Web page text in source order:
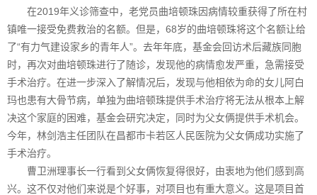
在2019年义诊筛查中，老党员曲培顿珠因病情较重获得了所在村
镇唯一接受免费救治的名额。但是，68岁的曲培顿珠将这个名额让给
了“有力气建设家乡的青年人”。去年年底，基金会回访术后藏族同胞
时，再次对曲培顿珠进行了随诊，发现他的病情愈发严重，急需接受
手术治疗。在进一步深入了解情况后，发现与他相依为命的女儿阿白
玛也患有大骨节病，单独为曲培顿珠提供手术治疗将无法从根本上解
决这个家庭的困难，基金会研究决定，同时为父女俩提供手术机会。
今年，林剑浩主任团队在昌都市卡若区人民医院为父女俩成功实施了
手术治疗。
曹卫洲理事长一行看到父女俩恢复得很好，由衷地为他们感到高
兴。这不仅对他们来说是个好事，对项目也有重大意义。这是项目首